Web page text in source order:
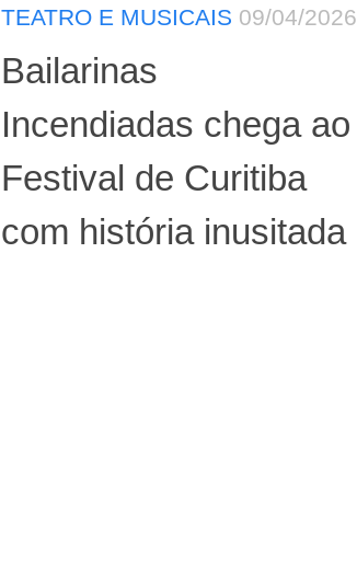
TEATRO E MUSICAIS 09/04/2026
Bailarinas
Incendiadas chega ao
Festival de Curitiba
com história inusitada